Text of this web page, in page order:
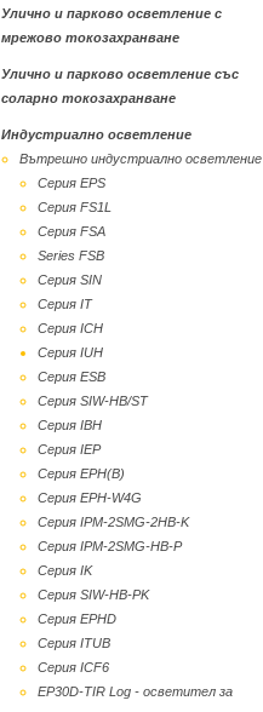
Улично и парково осветление с
мрежово токозахранване
Улично и парково осветление със
соларно токозахранване
Индустриално осветление
Вътрешно индустриално осветление
Серия EPS
Серия FS1L
Серия FSA
Series FSB
Серия SIN
Серия IT
Серия ICH
Серия IUH
Серия ESB
Серия SIW-HB/ST
Серия IBH
Серия IEP
Серия EPH(B)
Серия EPH-W4G
Серия IPM-2SMG-2HB-K
Серия IPM-2SMG-HB-P
Серия IK
Серия SIW-HB-PK
Серия EPHD
Серия ITUB
Серия ICF6
EP30D-TIR Log - осветител за